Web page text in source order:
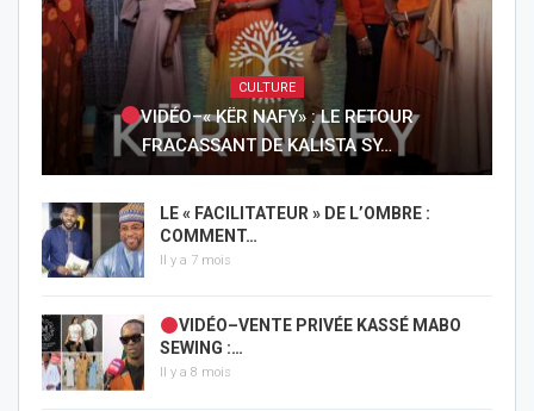
CULTURE
VIDÉO–« KËR NAFY» : LE RETOUR
FRACASSANT DE KALISTA SY…
LE « FACILITATEUR » DE L’OMBRE :
COMMENT…
Il y a 7 mois
VIDÉO–VENTE PRIVÉE KASSÉ MABO
SEWING :…
Il y a 8 mois